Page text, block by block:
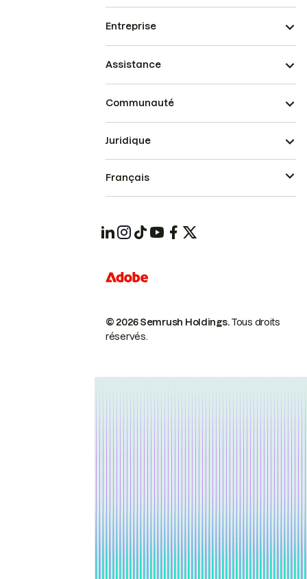
Entreprise
Assistance
Communauté
© 2026 Semrush Holdings.Tous droits
réservés.
Juridique
Français